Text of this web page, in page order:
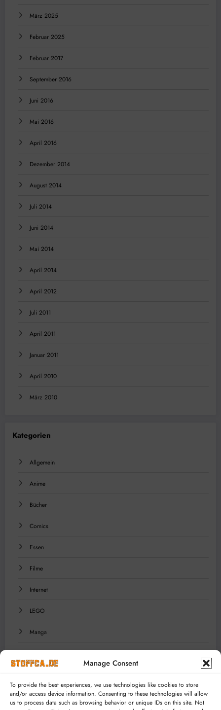
Manage Consent
To provide the best experiences, we use technologies like cookies to store
and/or access device information. Consenting to these technologies will allow
us to process data such as browsing behavior or unique IDs on this site. Not
März 2025
Februar 2025
Februar 2017
September 2016
Juni 2016
Mai 2016
April 2016
Dezember 2014
August 2014
Juli 2014
Juni 2014
Mai 2014
April 2014
April 2012
Juli 2011
April 2011
Januar 2011
April 2010
März 2010
Kategorien
Allgemein
Anime
Bücher
Comics
Essen
Filme
Internet
LEGO
Manga
Serien